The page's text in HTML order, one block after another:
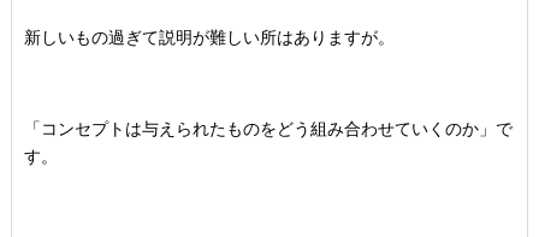
新しいもの過ぎて説明が難しい所はありますが。
「コンセプトは与えられたものをどう組み合わせていくのか」で
す。